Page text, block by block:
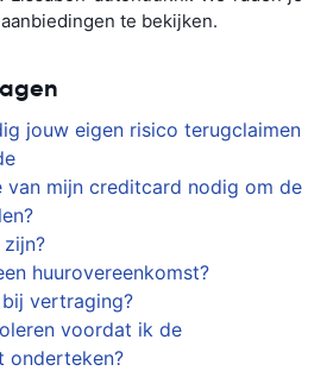
te bekijken.
jouw eigen risico terugclaimen
van mijn creditcard nodig om de
huurovereenkomst?
vertraging?
voordat ik de
onderteken?